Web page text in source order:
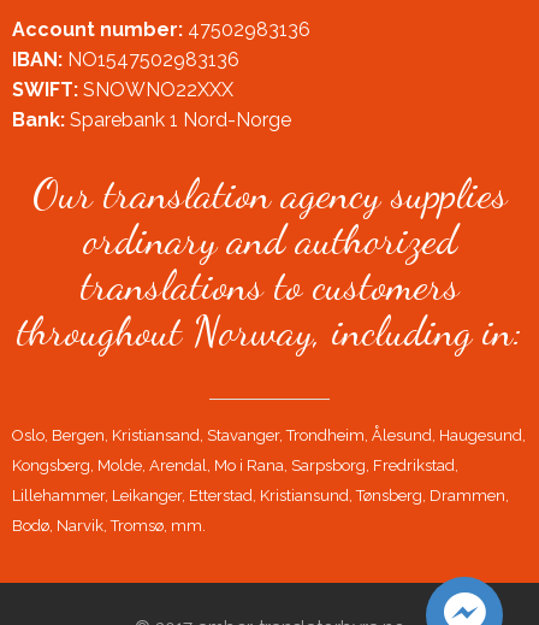
Account number: 47502983136
IBAN: NO1547502983136
SWIFT: SNOWNO22XXX
Bank: Sparebank 1 Nord-Norge
Our translation agency supplies
ordinary and authorized
translations to customers
throughout Norway, including in:
Oslo, Bergen, Kristiansand, Stavanger, Trondheim, Ålesund, Haugesund,
Kongsberg, Molde, Arendal, Mo i Rana, Sarpsborg, Fredrikstad,
Lillehammer, Leikanger, Etterstad, Kristiansund, Tønsberg, Drammen,
Bodø, Narvik, Tromsø, mm.